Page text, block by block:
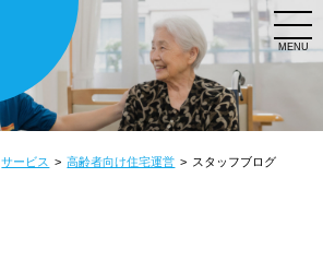
MENU
サービス 高齢者向け住宅運営 スタッフブログ